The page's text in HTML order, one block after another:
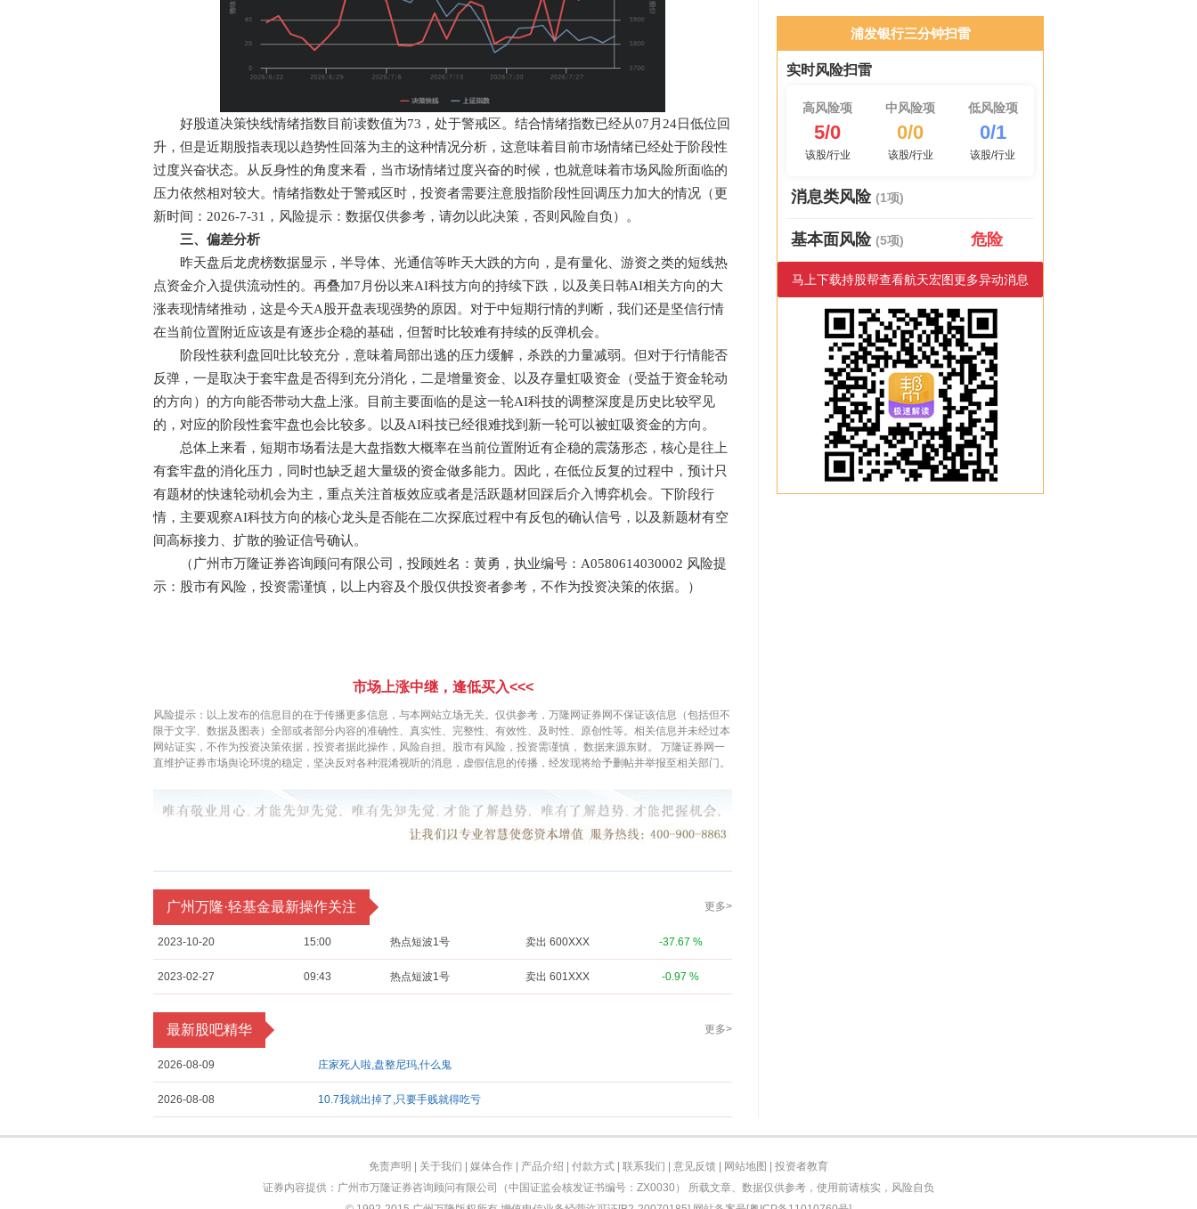
好股道决策快线情绪指数目前读数值为73，处于警戒区。结合情绪指数已经从07月24日低位回
升，但是近期股指表现以趋势性回落为主的这种情况分析，这意味着目前市场情绪已经处于阶段性
过度兴奋状态。从反身性的角度来看，当市场情绪过度兴奋的时候，也就意味着市场风险所面临的
压力依然相对较大。情绪指数处于警戒区时，投资者需要注意股指阶段性回调压力加大的情况（更
新时间：2026-7-31，风险提示：数据仅供参考，请勿以此决策，否则风险自负）。
三、偏差分析
昨天盘后龙虎榜数据显示，半导体、光通信等昨天大跌的方向，是有量化、游资之类的短线热
点资金介入提供流动性的。再叠加7月份以来AI科技方向的持续下跌，以及美日韩AI相关方向的大
涨表现情绪推动，这是今天A股开盘表现强势的原因。对于中短期行情的判断，我们还是坚信行情
在当前位置附近应该是有逐步企稳的基础，但暂时比较难有持续的反弹机会。
阶段性获利盘回吐比较充分，意味着局部出逃的压力缓解，杀跌的力量减弱。但对于行情能否
反弹，一是取决于套牢盘是否得到充分消化，二是增量资金、以及存量虹吸资金（受益于资金轮动
的方向）的方向能否带动大盘上涨。目前主要面临的是这一轮AI科技的调整深度是历史比较罕见
的，对应的阶段性套牢盘也会比较多。以及AI科技已经很难找到新一轮可以被虹吸资金的方向。
总体上来看，短期市场看法是大盘指数大概率在当前位置附近有企稳的震荡形态，核心是往上
有套牢盘的消化压力，同时也缺乏超大量级的资金做多能力。因此，在低位反复的过程中，预计只
有题材的快速轮动机会为主，重点关注首板效应或者是活跃题材回踩后介入博弈机会。下阶段行
情，主要观察AI科技方向的核心龙头是否能在二次探底过程中有反包的确认信号，以及新题材有空
间高标接力、扩散的验证信号确认。
（广州市万隆证券咨询顾问有限公司，投顾姓名：黄勇，执业编号：A0580614030002 风险提
示：股市有风险，投资需谨慎，以上内容及个股仅供投资者参考，不作为投资决策的依据。）
市场上涨中继，逢低买入<<<
风险提示：以上发布的信息目的在于传播更多信息，与本网站立场无关。仅供参考，万隆网证券网不保证该信息（包括但不
限于文字、数据及图表）全部或者部分内容的准确性、真实性、完整性、有效性、及时性、原创性等。相关信息并未经过本
网站证实，不作为投资决策依据，投资者据此操作，风险自担。股市有风险，投资需谨慎， 数据来源东财。
万隆证券网一
直维护证券市场舆论环境的稳定，坚决反对各种混淆视听的消息，虚假信息的传播，经发现将给予删帖并举报至相关部门。
更多>
广州万隆·轻基金最新操作关注
2023-10-20 15:00 热点短波1号 卖出 600XXX -37.67 %
2023-02-27 09:43 热点短波1号 卖出 601XXX -0.97 %
更多>
最新股吧精华
2026-08-09 庄家死人啦,盘整尼玛,什么鬼
2026-08-08 10.7我就出掉了,只要手贱就得吃亏
浦发银行三分钟扫雷
实时风险扫雷
高风险项
5/0
该股/行业
中风险项
0/0
该股/行业
低风险项
0/1
该股/行业
消息类风险 (1项)
基本面风险 (5项) 危险
马上下载持股帮查看航天宏图更多异动消息
免责声明 关于我们 媒体合作 产品介绍 付款方式 联系我们 意见反馈 网站地图
投资者教育
证券内容提供：广州市万隆证券咨询顾问有限公司（中国证监会核发证书编号：ZX0030） 所载文章、数据仅供参考，使用前请核实，风险自负